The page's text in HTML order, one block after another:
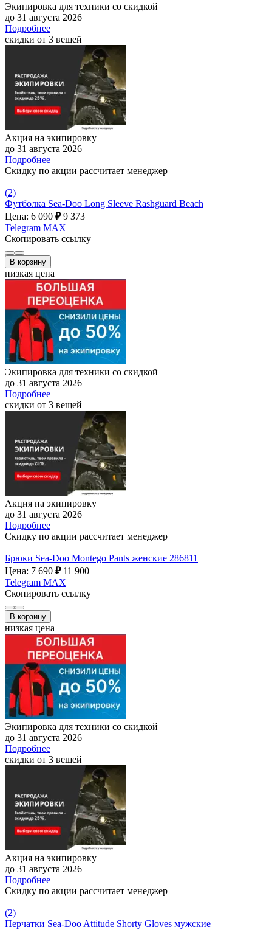
Экипировка для техники со скидкой
до 31 августа 2026
Подробнее
скидки от 3 вещей
Акция на экипировку
до 31 августа 2026
Подробнее
Скидку по акции рассчитает менеджер
(2)
Футболка Sea-Doo Long Sleeve Rashguard Beach
Цена: 6 090 ₽ 9 373
Telegram MAX
Скопировать ссылку
В корзину
низкая цена
Экипировка для техники со скидкой
до 31 августа 2026
Подробнее
скидки от 3 вещей
Акция на экипировку
до 31 августа 2026
Подробнее
Скидку по акции рассчитает менеджер
Брюки Sea-Doo Montego Pants женские 286811
Цена: 7 690 ₽ 11 900
Telegram MAX
Скопировать ссылку
В корзину
низкая цена
Экипировка для техники со скидкой
до 31 августа 2026
Подробнее
скидки от 3 вещей
Акция на экипировку
до 31 августа 2026
Подробнее
Скидку по акции рассчитает менеджер
(2)
Перчатки Sea-Doo Attitude Shorty Gloves мужские